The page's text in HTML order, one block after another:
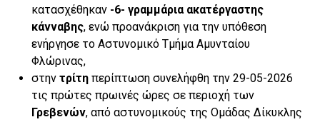
κατασχέθηκαν -6- γραμμάρια ακατέργαστης
κάνναβης, ενώ προανάκριση για την υπόθεση
ενήργησε το Αστυνομικό Τμήμα Αμυνταίου
Φλώρινας,
στην τρίτη περίπτωση συνελήφθη την 29-05-2026
τις πρώτες πρωινές ώρες σε περιοχή των
Γρεβενών, από αστυνομικούς της Ομάδας Δίκυκλης